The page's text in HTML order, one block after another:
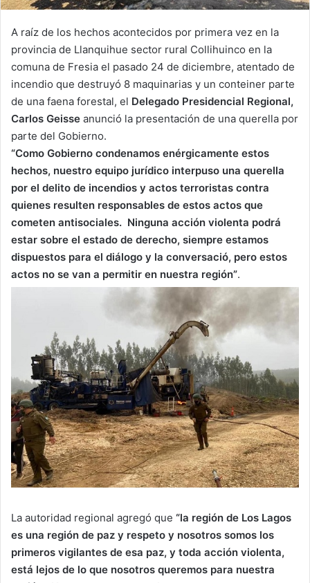
A raíz de los hechos acontecidos por primera vez en la
provincia de Llanquihue sector rural Collihuinco en la
comuna de Fresia el pasado 24 de diciembre, atentado de
incendio que destruyó 8 maquinarias y un conteiner parte
de una faena forestal, el Delegado Presidencial Regional,
Carlos Geisse anunció la presentación de una querella por
parte del Gobierno.
“Como Gobierno condenamos enérgicamente estos
hechos, nuestro equipo jurídico interpuso una querella
por el delito de incendios y actos terroristas contra
quienes resulten responsables de estos actos que
cometen antisociales. Ninguna acción violenta podrá
estar sobre el estado de derecho, siempre estamos
dispuestos para el diálogo y la conversació, pero estos
actos no se van a permitir en nuestra región”.
La autoridad regional agregó que “la región de Los Lagos
es una región de paz y respeto y nosotros somos los
primeros vigilantes de esa paz, y toda acción violenta,
está lejos de lo que nosotros queremos para nuestra